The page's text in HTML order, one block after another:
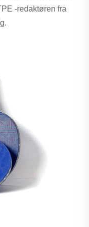
-redaktøren fra